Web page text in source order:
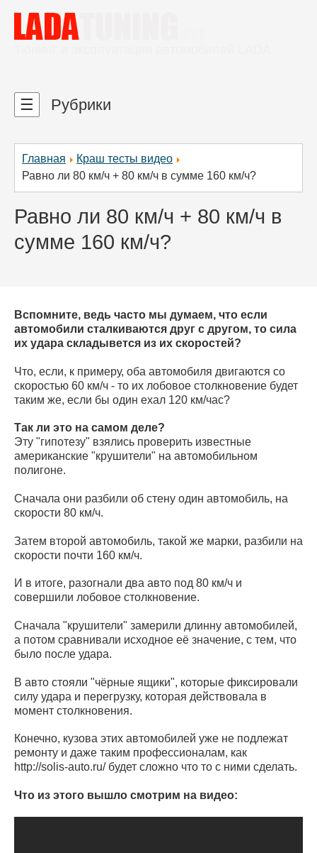
Главная
Краш тесты видео
Равно ли 80 км/ч + 80 км/ч в сумме 160 км/ч?
Равно ли 80 км/ч + 80 км/ч в
сумме 160 км/ч?
Вспомните, ведь часто мы думаем, что если
автомобили сталкиваются друг с другом, то сила
их удара складывется из их скоростей?
Что, если, к примеру, оба автомобиля двигаются со
скоростью 60 км/ч - то их лобовое столкновение будет
таким же, если бы один ехал 120 км/час?
Так ли это на самом деле?
Эту "гипотезу" взялись проверить известные
американские "крушители" на автомобильном
полигоне.
Сначала они разбили об стену один автомобиль, на
скорости 80 км/ч.
Затем второй автомобиль, такой же марки, разбили на
скорости почти 160 км/ч.
И в итоге, разогнали два авто под 80 км/ч и
совершили лобовое столкновение.
Сначала "крушители" замерили длинну автомобилей,
а потом сравнивали исходное её значение, с тем, что
было после удара.
В авто стояли "чёрные ящики", которые фиксировали
силу удара и перегрузку, которая действовала в
момент столкновения.
Конечно, кузова этих автомобилей уже не подлежат
ремонту и даже таким профессионалам, как
http://solis-auto.ru/ будет сложно что то с ними сделать.
Что из этого вышло смотрим на видео:
☰ Рубрики